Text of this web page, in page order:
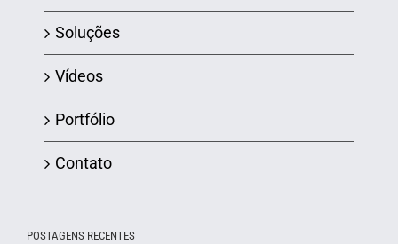
Soluções
Vídeos
Portfólio
Contato
POSTAGENS RECENTES